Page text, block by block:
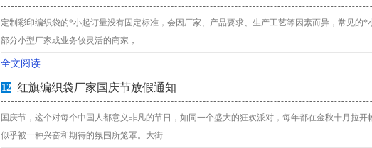
定制彩印编织袋的*小起订量没有固定标准，会因厂家、产品要求、生产工艺等因素而异，常见的*
部分小型厂家或业务较灵活的商家，···
全文阅读
12 红旗编织袋厂家国庆节放假通知
国庆节，这个对每个中国人都意义非凡的节日，如同一个盛大的狂欢派对，每年都在金秋十月拉
似乎被一种兴奋和期待的氛围所笼罩。大街···